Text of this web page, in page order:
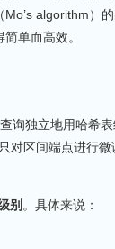
algorithm）
单而高效。
询独立地用哈希
对区间端点进行
别 。具体来说：